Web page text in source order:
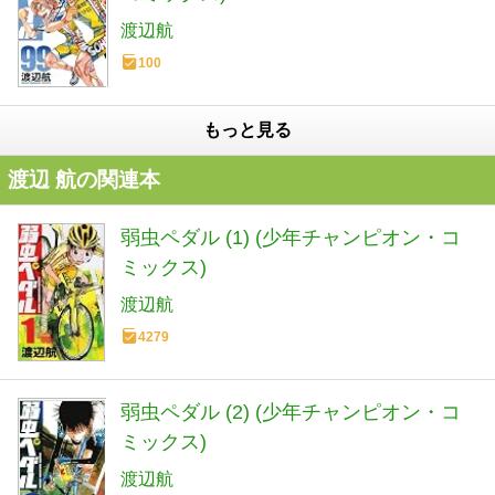
渡辺航
100
もっと見る
渡辺 航の関連本
弱虫ペダル (1) (少年チャンピオン・コ
ミックス)
渡辺航
4279
弱虫ペダル (2) (少年チャンピオン・コ
ミックス)
渡辺航